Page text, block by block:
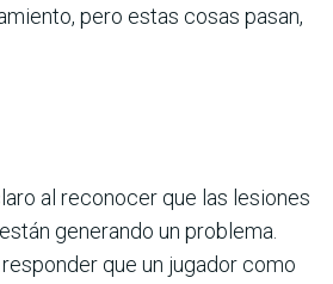
pero estas cosas pasan,
al reconocer que las lesiones
generando un problema.
que un jugador como